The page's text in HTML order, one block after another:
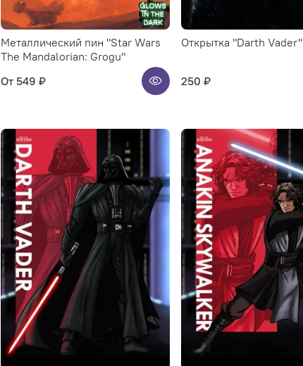
Металлический пин "Star Wars
The Mandalorian: Grogu"
От 549 ₽
Открытка "Darth Vader"
250 ₽